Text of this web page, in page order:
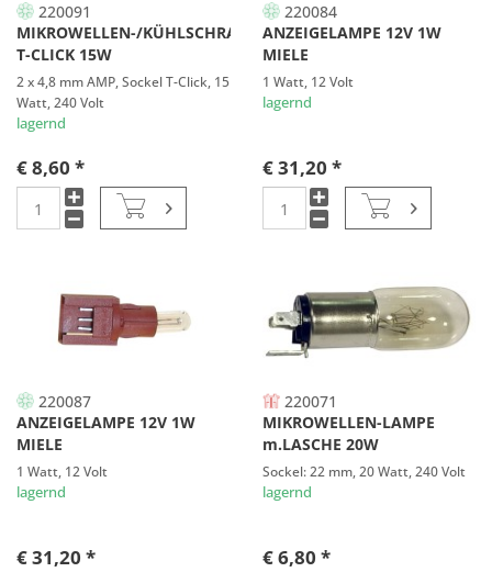
220091
MIKROWELLEN-/KÜHLSCHRANKLAMPE
T-CLICK 15W
2 x 4,8 mm AMP, Sockel T-Click, 15
Watt, 240 Volt
lagernd
€ 8,60 *
220084
ANZEIGELAMPE 12V 1W
MIELE
1 Watt, 12 Volt
lagernd
€ 31,20 *
220087
ANZEIGELAMPE 12V 1W
MIELE
1 Watt, 12 Volt
lagernd
€ 31,20 *
220071
MIKROWELLEN-LAMPE
m.LASCHE 20W
Sockel: 22 mm, 20 Watt, 240 Volt
lagernd
€ 6,80 *